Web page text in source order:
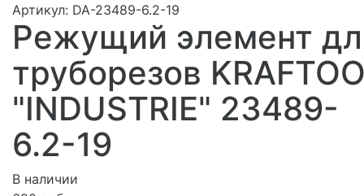
Артикул: DA-23489-6.2-19
Режущий элемент
труборезов
"INDUSTRIE" 23489-
6.2-19
В наличии